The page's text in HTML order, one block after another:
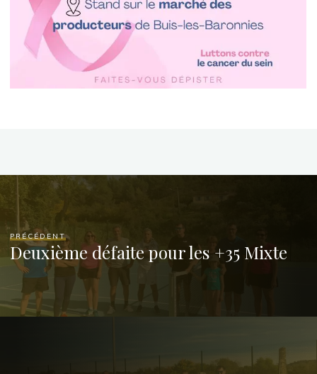
PRÉCÉDENT
Deuxième défaite pour les +35 Mixte